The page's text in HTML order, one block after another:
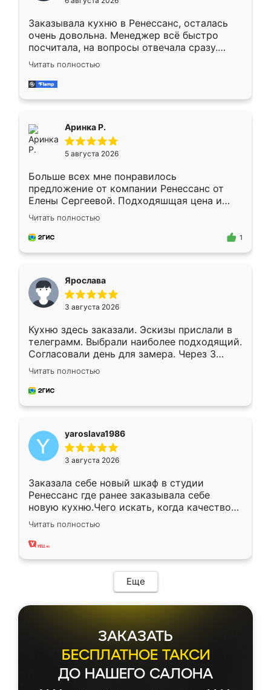
мебели буду заказывать только здесь.
Заказывала кухню в Ренессанс, осталась
очень довольна. Менеджер всё быстро
посчитала, на вопросы отвечала сразу.
Замерщик приехал в субботу, подошёл к
делу со всей ответственностью. Собрали
за день, ребята работали аккуратно, даже
Читать полностью
Аринка Р.
5 августа 2026
Больше всех мне понравилось
предложение от компании Ренессанс от
Елены Сергеевой. Подходяшщая цена и
короткие сроки изготовления. Приехавший
для замера сотрудник Владислав
предложил по моему эскизу самый
Читать полностью
1
Ярослава
3 августа 2026
Кухню здесь заказали. Эскизы прислали в
телеграмм. Выбрали наиболее подходящий.
Согласовали день для замера. Через 3
недели кухня была уже готова. Остались
довольны работой. Спасибо Ренессанс
мебель за качественную работу!
Читать полностью
yaroslava1986
3 августа 2026
Заказала себе новый шкаф в студии
Ренессанс где ранее заказывала себе
новую кухню.Чего искать, когда качеством
вполне довольна. Служит кухня уже почти
два года, нареканий нет.
Читать полностью
Еще
ЗАКАЗАТЬ
БЕСПЛАТНОЕ ТАКСИ
ДО НАШЕГО САЛОНА